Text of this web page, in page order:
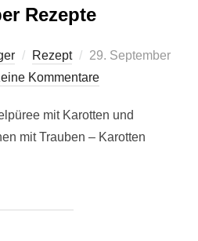
Rezepte
Rezept
Veröffentlicht
am
29. September
Kommentare
mit Karotten und
mit Trauben – Karotten